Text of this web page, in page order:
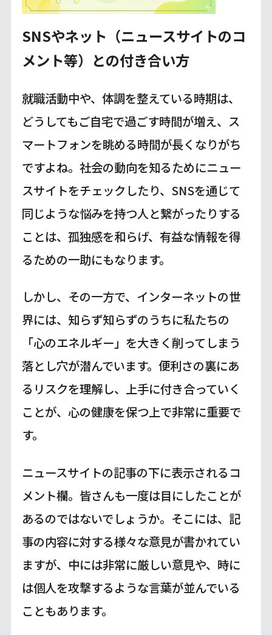
SNSやネット（ニュースサイトのコ
メント等）との付き合い方
就職活動中や、体調を整えている時期は、
どうしてもご自宅で過ごす時間が増え、ス
マートフォンを眺める時間が長くなりがち
ですよね。社会の動向を知るためにニュー
スサイトをチェックしたり、SNSを通じて
同じような悩みを持つ人と繋がったりする
ことは、孤独感を和らげ、有益な情報を得
るための一助にもなります。
しかし、その一方で、インターネットの世
界には、知らず知らずのうちに私たちの
「心のエネルギー」を大きく削ってしまう
落とし穴が潜んでいます。便利さの裏にあ
るリスクを理解し、上手に付き合っていく
ことが、心の健康を保つ上で非常に重要で
す。
ニュースサイトの記事の下に表示されるコ
メント欄。皆さんも一度は目にしたことが
あるのではないでしょうか。そこには、記
事の内容に対する様々な意見が書かれてい
ますが、中には非常に厳しい意見や、時に
は個人を攻撃するような言葉が並んでいる
こともあります。